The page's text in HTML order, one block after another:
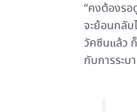
“คงต้องรอ
จะย้อนกลับ
วัคซีนแล้ว
กับการระบ